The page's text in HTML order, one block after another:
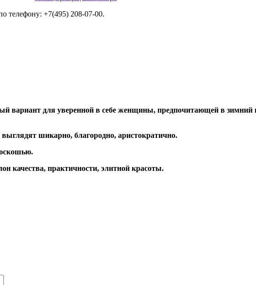
телефону: +7(495) 208-07-00.
для уверенной в себе женщины, предпочитающей в зимний
шикарно, благородно, аристократично.
качества, практичности, элитной красоты.